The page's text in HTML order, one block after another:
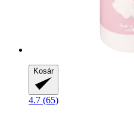
Kosár
4.7 (65)